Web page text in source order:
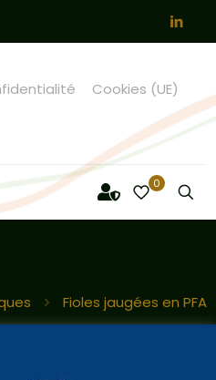
Cookies (UE)
0
Fioles jaugées en PFA